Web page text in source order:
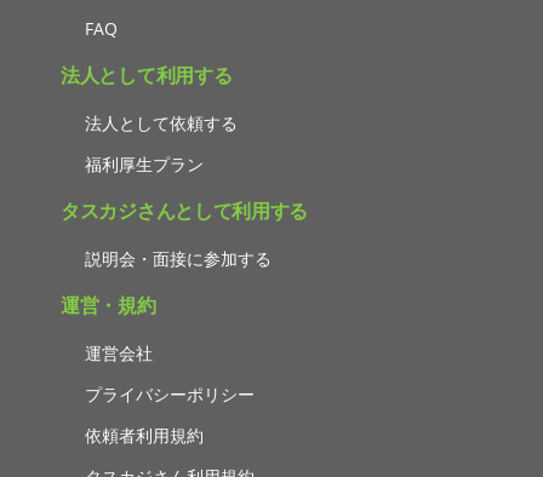
FAQ
法人として利用する
法人として依頼する
福利厚生プラン
タスカジさんとして利用する
説明会・面接に参加する
運営・規約
運営会社
プライバシーポリシー
依頼者利用規約